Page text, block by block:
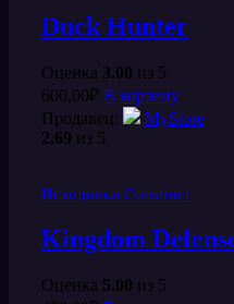
Duck Hunter
Оценка 3.00 из 5
600.00₽ В корзину
Продавец:
MyStore
2.69 из 5
Исходники Construct
Kingdom
Оценка 5.00 из 5